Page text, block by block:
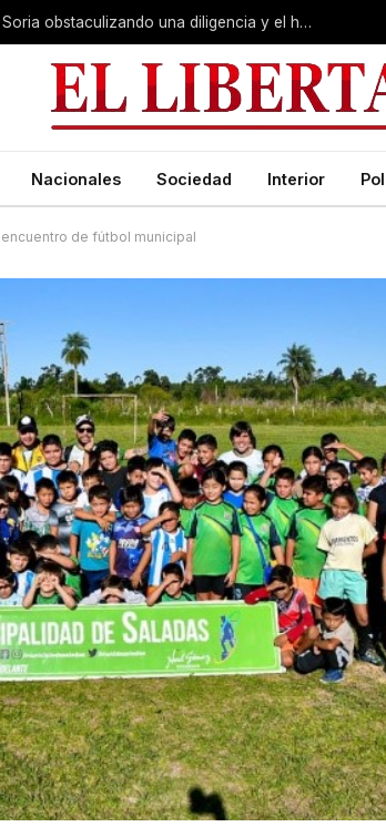
Juicio por Loan: la falsa alarma, Soria obstaculizando una diligencia y el hotel de la «banda»:
Nacionales Sociedad Interior
de fútbol municipal